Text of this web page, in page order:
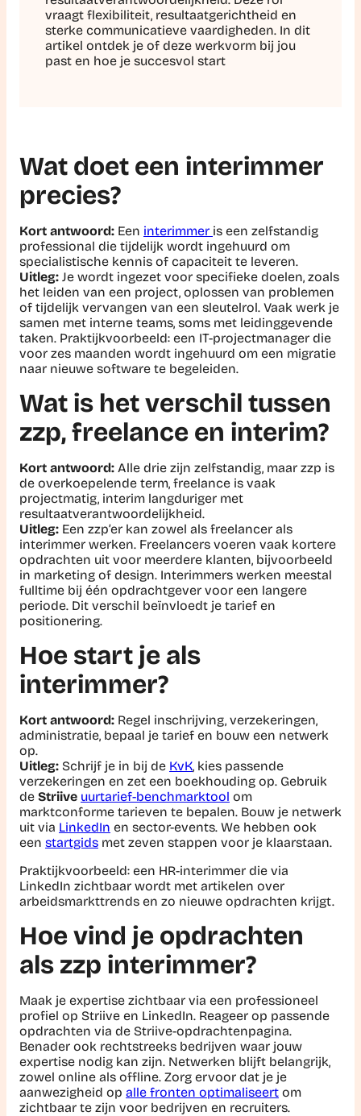
vraagt flexibiliteit, resultaatgerichtheid en
sterke communicatieve vaardigheden. In dit
artikel ontdek je of deze werkvorm bij jou
past en hoe je succesvol start
Wat doet een interimmer
precies?
Kort antwoord: Een interimmer is een zelfstandig
professional die tijdelijk wordt ingehuurd om
specialistische kennis of capaciteit te leveren.
Uitleg: Je wordt ingezet voor specifieke doelen, zoals
het leiden van een project, oplossen van problemen
of tijdelijk vervangen van een sleutelrol. Vaak werk je
samen met interne teams, soms met leidinggevende
taken. Praktijkvoorbeeld: een IT-projectmanager die
voor zes maanden wordt ingehuurd om een migratie
naar nieuwe software te begeleiden.
Wat is het verschil tussen
zzp, freelance en interim?
Kort antwoord: Alle drie zijn zelfstandig, maar zzp is
de overkoepelende term, freelance is vaak
projectmatig, interim langduriger met
resultaatverantwoordelijkheid.
Uitleg: Een zzp’er kan zowel als freelancer als
interimmer werken. Freelancers voeren vaak kortere
opdrachten uit voor meerdere klanten, bijvoorbeeld
in marketing of design. Interimmers werken meestal
fulltime bij één opdrachtgever voor een langere
periode. Dit verschil beïnvloedt je tarief en
positionering.
Hoe start je als
interimmer?
Kort antwoord: Regel inschrijving, verzekeringen,
administratie, bepaal je tarief en bouw een netwerk
op.
Uitleg: Schrijf je in bij de KvK, kies passende
verzekeringen en zet een boekhouding op. Gebruik
de Striive uurtarief-benchmarktool om
marktconforme tarieven te bepalen. Bouw je netwerk
uit via LinkedIn en sector-events. We hebben ook
een startgids met zeven stappen voor je klaarstaan.
Praktijkvoorbeeld: een HR-interimmer die via
LinkedIn zichtbaar wordt met artikelen over
arbeidsmarkttrends en zo nieuwe opdrachten krijgt.
Hoe vind je opdrachten
als zzp interimmer?
Maak je expertise zichtbaar via een professioneel
profiel op Striive en LinkedIn. Reageer op passende
opdrachten via de Striive-opdrachtenpagina.
Benader ook rechtstreeks bedrijven waar jouw
expertise nodig kan zijn. Netwerken blijft belangrijk,
zowel online als offline. Zorg ervoor dat je je
aanwezigheid op alle fronten optimaliseert om
zichtbaar te zijn voor bedrijven en recruiters.